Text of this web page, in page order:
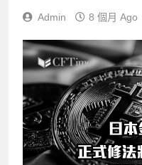
Admin 8 個月 Ago